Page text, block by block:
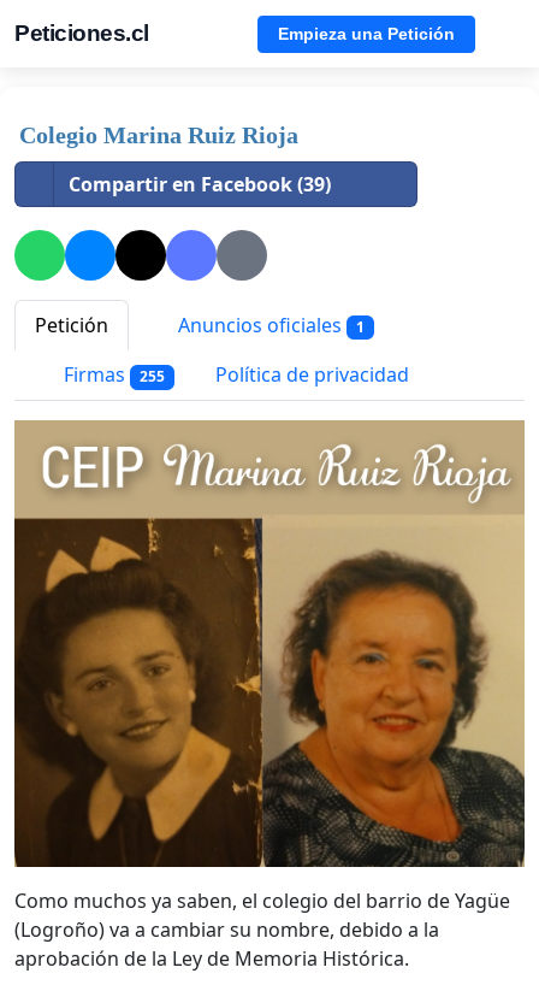
Peticiones.cl Empieza una Petición
Colegio Marina Ruiz Rioja
Compartir en Facebook (39)
Petición Anuncios oficiales 1
Firmas 255 Política de privacidad
Como muchos ya saben, el colegio del barrio de Yagüe
(Logroño) va a cambiar su nombre, debido a la
aprobación de la Ley de Memoria Histórica.